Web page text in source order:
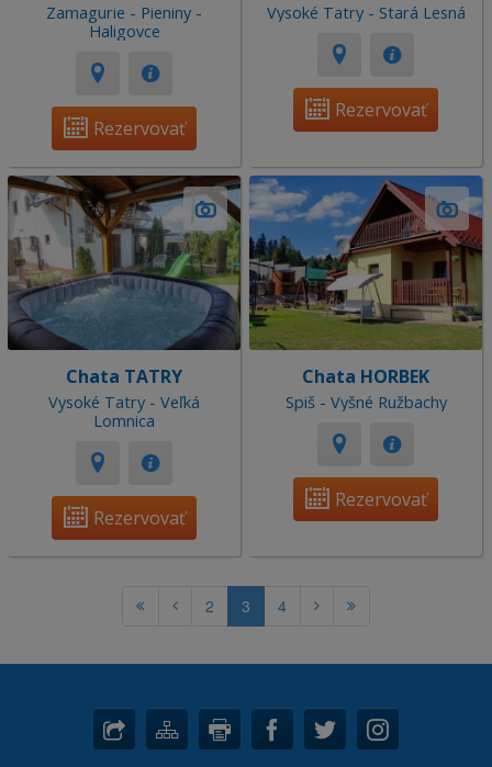
Zamagurie - Pieniny -
Haligovce
Rezervovať
Vysoké Tatry - Stará Lesná
Rezervovať
Chata TATRY
Vysoké Tatry - Veľká
Lomnica
Rezervovať
Chata HORBEK
Spiš - Vyšné Ružbachy
Rezervovať
2 3 4